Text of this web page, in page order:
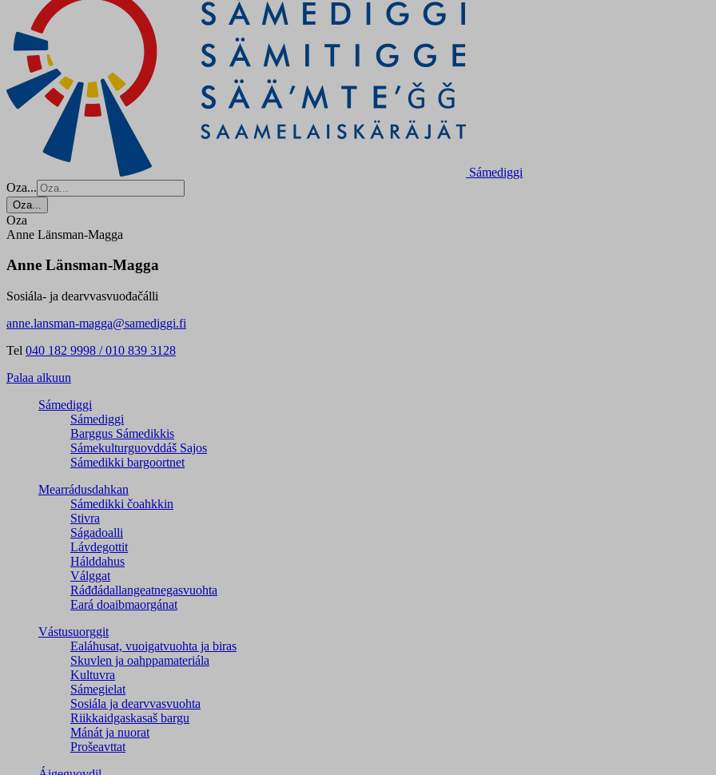
Sámediggi
Oza...
Oza...
Oza
Anne Länsman-Magga
Anne Länsman-Magga
Sosiála- ja dearvvasvuođačálli
anne.lansman-magga@samediggi.fi
Tel 040 182 9998 / 010 839 3128
Palaa alkuun
Sámediggi
Sámediggi
Barggus Sámedikkis
Sámekulturguovddáš Sajos
Sámedikki bargoortnet
Mearrádusdahkan
Sámedikki čoahkkin
Stivra
Ságadoalli
Lávdegottit
Hálddahus
Válggat
Ráđđádallangeatnegas­vuohta
Eará doaibmaorgánat
Vástusuorggit
Ealáhusat, vuoigatvuohta ja biras
Skuvlen ja oahppamateriála
Kultuvra
Sámegielat
Sosiála ja dearvvasvuohta
Riikkaidgaskasaš bargu
Mánát ja nuorat
Prošeavttat